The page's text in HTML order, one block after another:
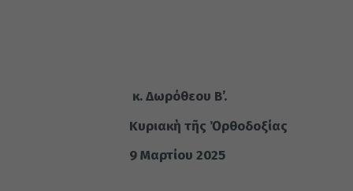
κ. Δωρόθεου Β’.
Κυριακὴ τῆς Ὀρθοδοξίας
9 Μαρτίου 2025